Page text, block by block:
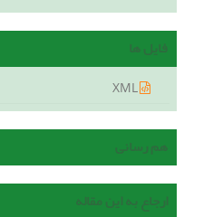
فایل ها
هم رسانی
ارجاع به این مقاله